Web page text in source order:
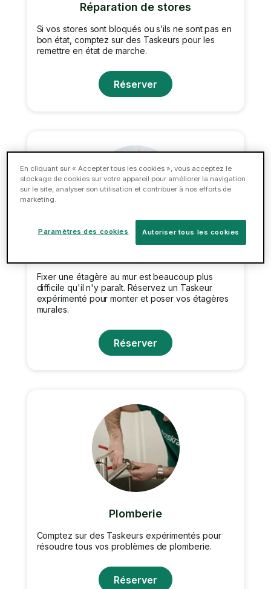
Réparation de stores
Si vos stores sont bloqués ou s’ils ne sont pas en
bon état, comptez sur des Taskeurs pour les
remettre en état de marche.
Réserver
Fixer une étagère au mur est beaucoup plus
difficile qu'il n'y paraît. Réservez un Taskeur
expérimenté pour monter et poser vos étagères
murales.
Réserver
Plomberie
Comptez sur des Taskeurs expérimentés pour
résoudre tous vos problèmes de plomberie.
Réserver
En cliquant sur « Accepter tous les cookies », vous acceptez le
stockage de cookies sur votre appareil pour améliorer la navigation
sur le site, analyser son utilisation et contribuer à nos efforts de
marketing.
Autoriser tous les cookies
Paramètres des cookies